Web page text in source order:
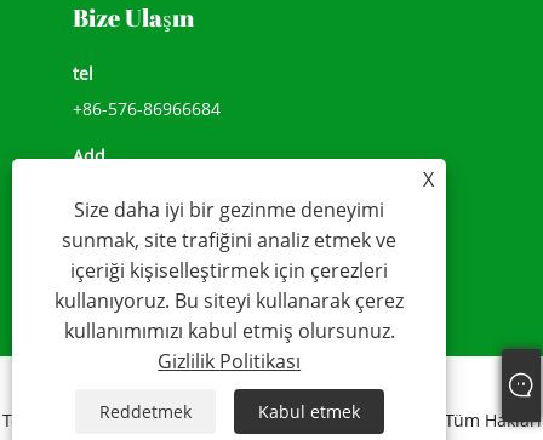
Bize Ulaşın
tel
+86-576-86966684
Add
NO.1039, JIULONG AVENUE, CHENGXI SOKAK,
WENLING,ZHEJIANG, ÇİN(317500)
e-posta
sales@younio.com
RSS XML Gizlilik Politikası
Telif Hakkı 2020 WENLING YOUNIO SU SAYACI CO., LTD Tüm Hakları
X
Size daha iyi bir gezinme deneyimi
sunmak, site trafiğini analiz etmek ve
içeriği kişiselleştirmek için çerezleri
kullanıyoruz. Bu siteyi kullanarak çerez
kullanımımızı kabul etmiş olursunuz.
Gizlilik Politikası
Reddetmek Kabul etmek